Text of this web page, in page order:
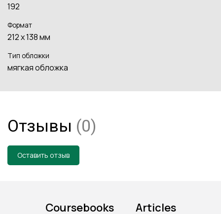
192
Формат
212 x 138 мм
Тип обложки
мягкая обложка
Отзывы (0)
Оставить отзыв
Coursebooks Articles